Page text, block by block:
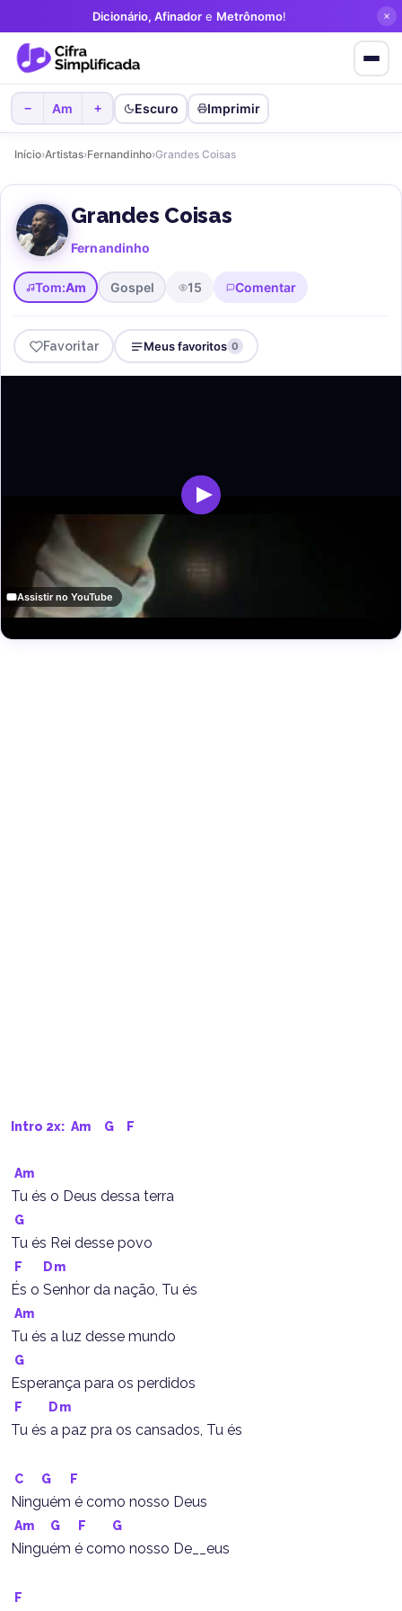
Dicionário, Afinador e Metrônomo!
− Am + Escuro Imprimir
Início›Artistas›Fernandinho›Grandes Coisas
Grandes Coisas
Fernandinho
Tom:Am Gospel 15 Comentar
Favoritar Meus favoritos 0
Assistir no YouTube
Intro 2x: Am G F
Am
Tu és o Deus dessa terra
G
Tu és Rei desse povo
F Dm
És o Senhor da nação, Tu és
Am
Tu és a luz desse mundo
G
Esperança para os perdidos
F Dm
Tu és a paz pra os cansados, Tu és
C G F
Ninguém é como nosso Deus
Am G F G
Ninguém é como nosso De__eus
F